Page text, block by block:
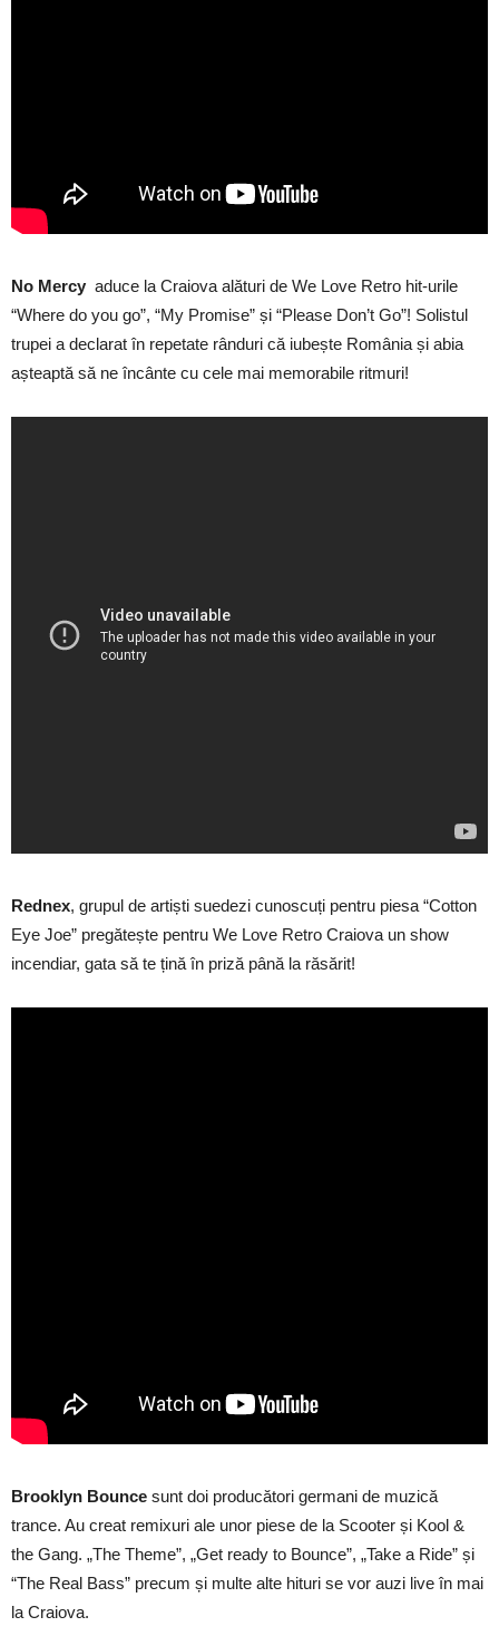
No Mercy aduce la Craiova alături de We Love Retro hit-urile
“Where do you go”, “My Promise” și “Please Don’t Go”! Solistul
trupei a declarat în repetate rânduri că iubește România și abia
așteaptă să ne încânte cu cele mai memorabile ritmuri!
Rednex, grupul de artiști suedezi cunoscuți pentru piesa “Cotton
Eye Joe” pregătește pentru We Love Retro Craiova un show
incendiar, gata să te țină în priză până la răsărit!
Brooklyn Bounce sunt doi producători germani de muzică
trance. Au creat remixuri ale unor piese de la Scooter și Kool &
the Gang. „The Theme”, „Get ready to Bounce”, „Take a Ride” și
“The Real Bass” precum și multe alte hituri se vor auzi live în mai
la Craiova.